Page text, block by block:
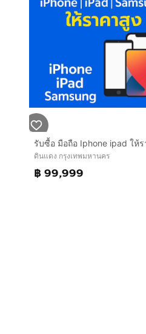
ดินแดง กรุงเทพมหานคร
฿ 99,999